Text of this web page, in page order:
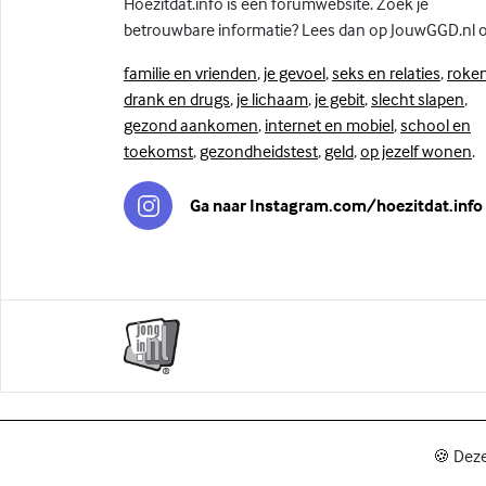
betrouwbare informatie? Lees dan op JouwGGD.nl
familie en vrienden, je gevoel,seks en relaties,
drank en drugs, je lichaam, je gebit,slecht slapen,
gezond aankomen, internet en mobiel,school en
toekomst, gezondheidstest, geld,op jezelf wonen.
Ga naar Instagram.com/hoezitdat.info
🍪